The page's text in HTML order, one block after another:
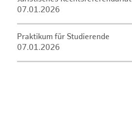
07.01.2026
Praktikum für Studierende
07.01.2026